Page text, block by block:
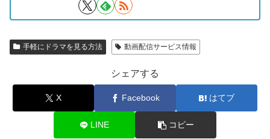
手軽にドラマを見る方法 動画配信サービス情報
シェアする
X Facebook はてブ
LINE コピー